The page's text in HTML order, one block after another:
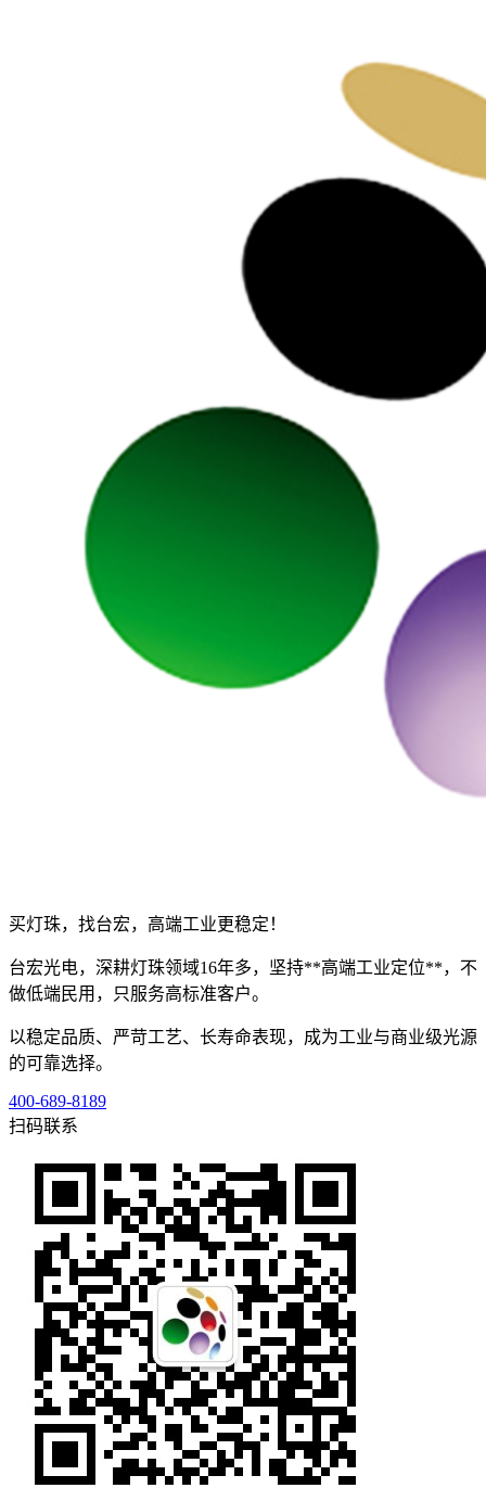
买灯珠，找台宏，高端工业更稳定！
台宏光电，深耕灯珠领域16年多，坚持**高端工业定位**，不
做低端民用，只服务高标准客户。
以稳定品质、严苛工艺、长寿命表现，成为工业与商业级光源
的可靠选择。
400-689-8189
扫码联系